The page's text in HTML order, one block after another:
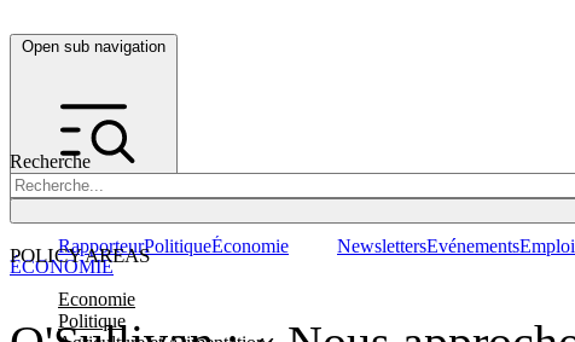
Open sub navigation
Recherche
POLICY AREAS
Economie
Politique
RapporteurPolitiqueÉconomie NewslettersEvénements
ÉCONOMIE